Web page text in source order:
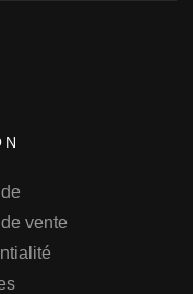
vente